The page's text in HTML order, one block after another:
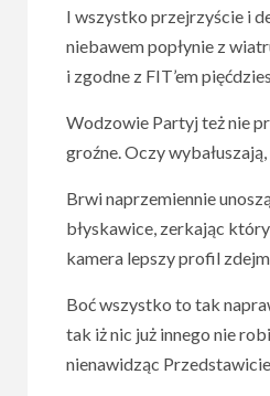
I wszystko przejrzyście i
niebawem popłynie z
i zgodne z FIT’em
Wodzowie Partyj też nie
groźne. Oczy
Brwi naprzemiennie
błyskawice, zerkając
kamera lepszy profil
Boć wszystko to tak
tak iż nic już innego nie
nienawidząc